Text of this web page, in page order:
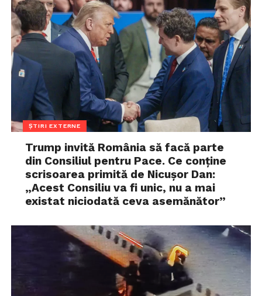
ȘTIRI EXTERNE
Trump invită România să facă parte
din Consiliul pentru Pace. Ce conține
scrisoarea primită de Nicușor Dan:
„Acest Consiliu va fi unic, nu a mai
existat niciodată ceva asemănător”